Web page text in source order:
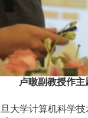
卢暾副教授作主
大学计算机科学